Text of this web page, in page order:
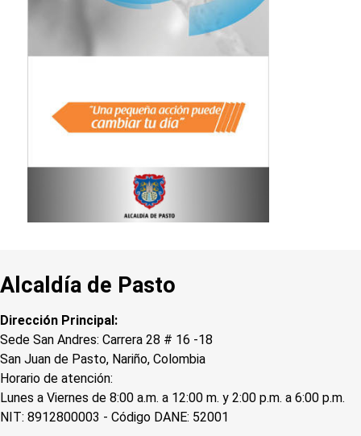
Alcaldía de Pasto
Dirección Principal:
Sede San Andres: Carrera 28 # 16 -18
San Juan de Pasto, Nariño, Colombia
Horario de atención:
Lunes a Viernes de 8:00 a.m. a 12:00 m. y 2:00 p.m. a 6:00 p.m.
NIT: 8912800003 - Código DANE: 52001